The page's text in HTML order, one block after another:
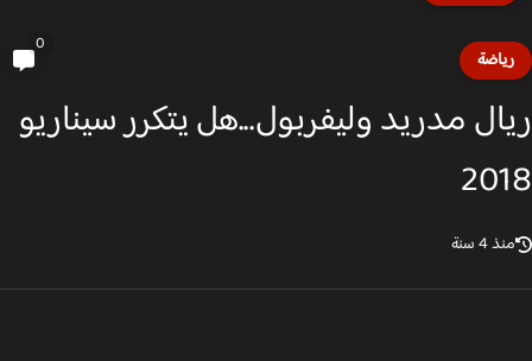
مدريد وليفربول...هل يتكرر سيناريو
4 سنة